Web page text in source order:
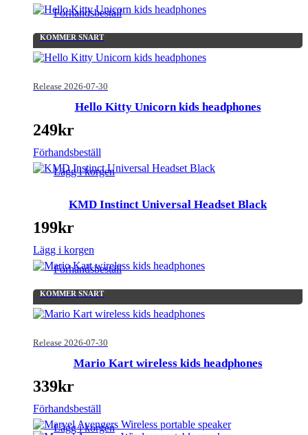
KOMMER SNART
Release 2026-07-30
Förhandsbeställ
Hello Kitty Unicorn kids headphones
249kr
Förhandsbeställ
Lägg i korgen
KMD Instinct Universal Headset Black
199kr
Lägg i korgen
KOMMER SNART
Release 2026-07-30
Förhandsbeställ
Mario Kart wireless kids headphones
339kr
Förhandsbeställ
Lägg i korgen